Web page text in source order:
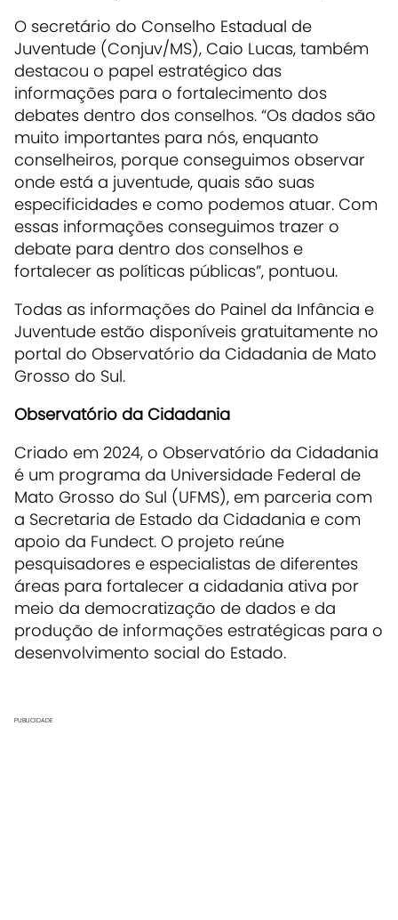
O secretário do Conselho Estadual de
Juventude (Conjuv/MS), Caio Lucas, também
destacou o papel estratégico das
informações para o fortalecimento dos
debates dentro dos conselhos. “Os dados são
muito importantes para nós, enquanto
conselheiros, porque conseguimos observar
onde está a juventude, quais são suas
especificidades e como podemos atuar. Com
essas informações conseguimos trazer o
debate para dentro dos conselhos e
fortalecer as políticas públicas”, pontuou.
Todas as informações do Painel da Infância e
Juventude estão disponíveis gratuitamente no
portal do Observatório da Cidadania de Mato
Grosso do Sul.
Observatório da Cidadania
Criado em 2024, o Observatório da Cidadania
é um programa da Universidade Federal de
Mato Grosso do Sul (UFMS), em parceria com
a Secretaria de Estado da Cidadania e com
apoio da Fundect. O projeto reúne
pesquisadores e especialistas de diferentes
áreas para fortalecer a cidadania ativa por
meio da democratização de dados e da
produção de informações estratégicas para o
desenvolvimento social do Estado.
PUBLICIDADE